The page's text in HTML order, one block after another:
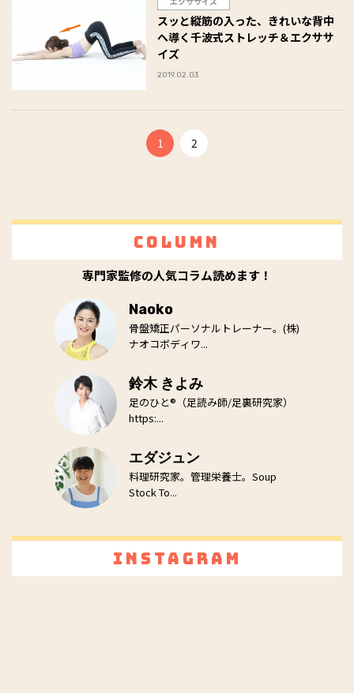
スッと縦筋の入った、きれいな背中
へ導く千波式ストレッチ＆エクササ
イズ
2019.02.03
1 2
Column
専門家監修の人気コラム読めます！
Naoko
骨盤矯正パーソナルトレーナー。(株)
ナオコボディワ...
鈴木 きよみ
足のひと®（足読み師/足裏研究家）
https:...
エダジュン
料理研究家。管理栄養士。Soup
Stock To...
Instagram